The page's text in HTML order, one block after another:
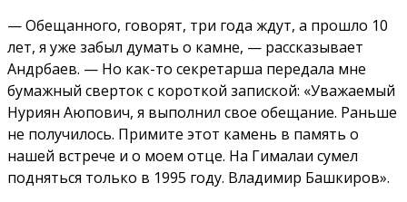
— Обещанного, говорят, три года ждут, а прошло 10
лет, я уже забыл думать о камне, — рассказывает
Андрбаев. — Но как-то секретарша передала мне
бумажный сверток с короткой запиской: «Уважаемый
Нуриян Аюпович, я выполнил свое обещание. Раньше
не получилось. Примите этот камень в память о
нашей встрече и о моем отце. На Гималаи сумел
подняться только в 1995 году. Владимир Башкиров».